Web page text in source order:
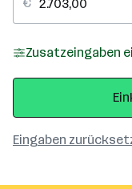
Zusatzeingaben
Eingaben